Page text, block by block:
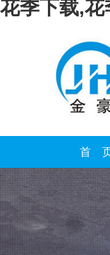
花季下载,
首